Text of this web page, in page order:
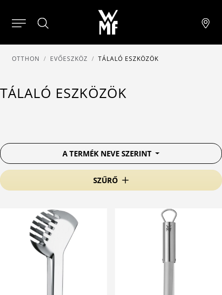
OTTHON EVŐESZKÖZ TÁLALÓ ESZKÖZÖK
TÁLALÓ ESZKÖZÖK
SZŰRŐ
A TERMÉK NEVE SZERINT